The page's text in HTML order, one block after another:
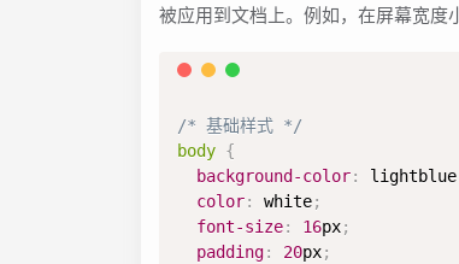
被应用到文档上。例如，在屏幕宽度
/* 基础样式 */
body {
background-color: lightblue
color: white;
font-size: 16px;
padding: 20px;